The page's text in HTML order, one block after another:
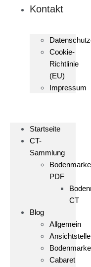
Kontakt
Cookie-
Richtlinie
(EU)
Impressum
Startseite
CT-
Sammlung
PDF
CT
Blog
Allgemein
Bodenmarke
Cabaret